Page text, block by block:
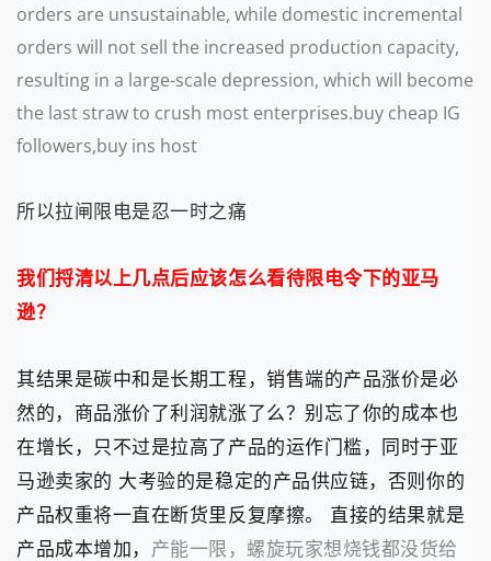
orders are unsustainable, while domestic incremental
orders will not sell the increased production capacity,
resulting in a large-scale depression, which will become
the last straw to crush most enterprises.buy cheap IG
followers,buy ins host
所以拉闸限电是忍一时之痛
我们捋清以上几点后应该怎么看待限电令下的亚马
逊？
其结果是碳中和是长期工程，销售端的产品涨价是必
然的，商品涨价了利润就涨了么？别忘了你的成本也
在增长，只不过是拉高了产品的运作门槛，同时于亚
马逊卖家的 大考验的是稳定的产品供应链，否则你的
产品权重将一直在断货里反复摩擦。 直接的结果就是
产品成本增加， 产能一限，螺旋玩家想烧钱都没货给